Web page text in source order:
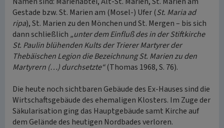
Gestade bzw. St. Marien am (Mosel-) Ufer (St. Maria ad
ripa), St. Marien zu den Mönchen und St. Mergen – bis sich
dann schließlich „unter dem Einfluß des in der Stiftkirche
St. Paulin blühenden Kults der Trierer Martyrer der
Thebäischen Legion die Bezeichnung St. Marien zu den
Martyrern (…) durchsetzte“(Thomas 1968, S. 76).
Die heute noch sichtbaren Gebäude des Ex-Hauses sind die
Wirtschaftsgebäude des ehemaligen Klosters. Im Zuge der
Säkularisation ging das Hauptgebäude samt Kirche auf
dem Gelände des heutigen Nordbades verloren.